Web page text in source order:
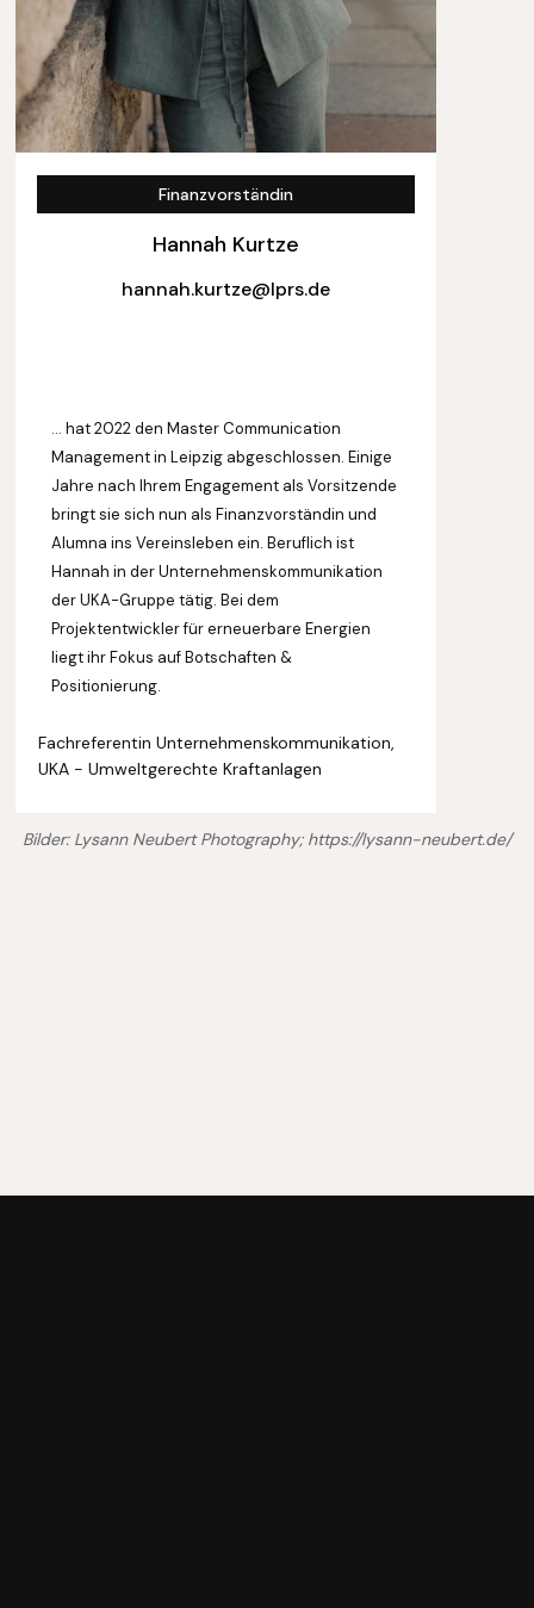
Finanzvorständin
Hannah Kurtze
hannah.kurtze@lprs.de
… hat 2022 den Master Communication
Management in Leipzig abgeschlossen. Einige
Jahre nach Ihrem Engagement als Vorsitzende
bringt sie sich nun als Finanzvorständin und
Alumna ins Vereinsleben ein. Beruflich ist
Hannah in der Unternehmenskommunikation
der UKA-Gruppe tätig. Bei dem
Projektentwickler für erneuerbare Energien
liegt ihr Fokus auf Botschaften &
Positionierung.
Fachreferentin Unternehmenskommunikation,
UKA - Umweltgerechte Kraftanlagen
Bilder: Lysann Neubert Photography; https://lysann-neubert.de/